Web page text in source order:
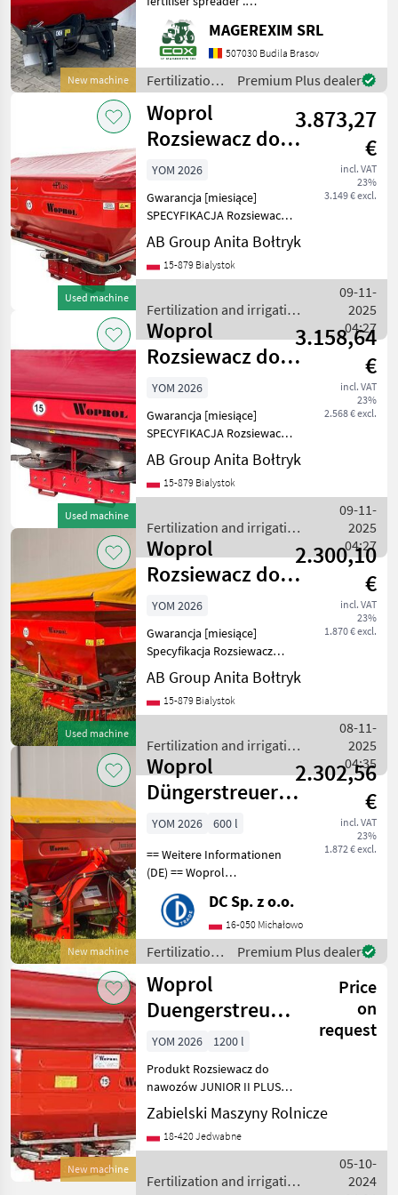
Woprol
Rauch
Kverneland
Vicon
Show
all 51
MARKETPLACE
Marketplace
Dealer
offers
Classifieds
New machine
Condition: New . Year: 2026
Premium quality
(comparable to Amazone)
Capacity: 2500 Liters
Spreading distance: 12/
MAGEREXIM SRL
507030 Budila Brasov
Fertilization
and
irrigation
equipment /
Woprol
Premium Plus dealer
Used machine
Woprol
Rozsiewacz do
nawozów
JUNIOR II MAX
(1000kg, 150
3.873,27
€
incl. VAT
23%
3.149 € excl.
YOM 2026
Gwarancja [miesiące]
SPECYFIKACJA Rozsiewacz
nawozów JUNIOR II Max
przeznaczony jest do
równomiernego rozsiania
granulowanego na zadaną
s
AB Group Anita Bołtryk
15-879 Bialystok
Fertilization and irrigation
equipment / Woprol
09-11-
2025
04:27
Used machine
Woprol
Rozsiewacz do
nawozów
JUNIOR II PLUS
(800kg, 120
3.158,64
€
incl. VAT
23%
2.568 € excl.
YOM 2026
Gwarancja [miesiące]
SPECYFIKACJA Rozsiewacz
nawozów JUNIOR II Plus
przeznaczony jest do
równomiernego rozsiania
granulowanego na zadaną
AB Group Anita Bołtryk
15-879 Bialystok
Fertilization and irrigation
equipment / Woprol
09-11-
2025
04:27
Used machine
Woprol
Rozsiewacz do
nawozów
JUNIOR II (
600kg, 800kg,
2.300,10
€
incl. VAT
23%
1.870 € excl.
YOM 2026
Gwarancja [miesiące]
Specyfikacja Rozsiewacz
nawozów JUNIOR II
przeznaczony jest do
równomiernego rozsiania
zadaną szerokość roboczą.
Moco
AB Group Anita Bołtryk
15-879 Bialystok
Fertilization and irrigation
equipment / Woprol
08-11-
2025
04:35
New machine
Woprol
Düngerstreuer
600 kg /
Fertilizer
spreader
2.302,56
€
incl. VAT
23%
1.872 € excl.
YOM 2026
600 l
== Weitere Informationen
(DE) == Woprol
Behälterkapazität: 600 kg
Arbeitsbreite: 12 m – 15 m –
18 m – 24 m Anzahl der
Schaufeln: 2/2 Hy
DC Sp. z o.o.
16-050 Michałowo
Fertilization
and
irrigation
equipment /
Woprol
Premium Plus dealer
New machine
Woprol
Duengerstreuer
Junior II +Plus
Price
on
request
YOM 2026
1200 l
Produkt Rozsiewacz do
nawozów JUNIOR II PLUS
Specyfikacja Rozsiewacz
nawozów JUNIOR II Plus
przeznaczony jest do
precyzyjnej dawki nawozu g
Zabielski Maszyny Rolnicze
18-420 Jedwabne
Fertilization and irrigation
05-10-
2024